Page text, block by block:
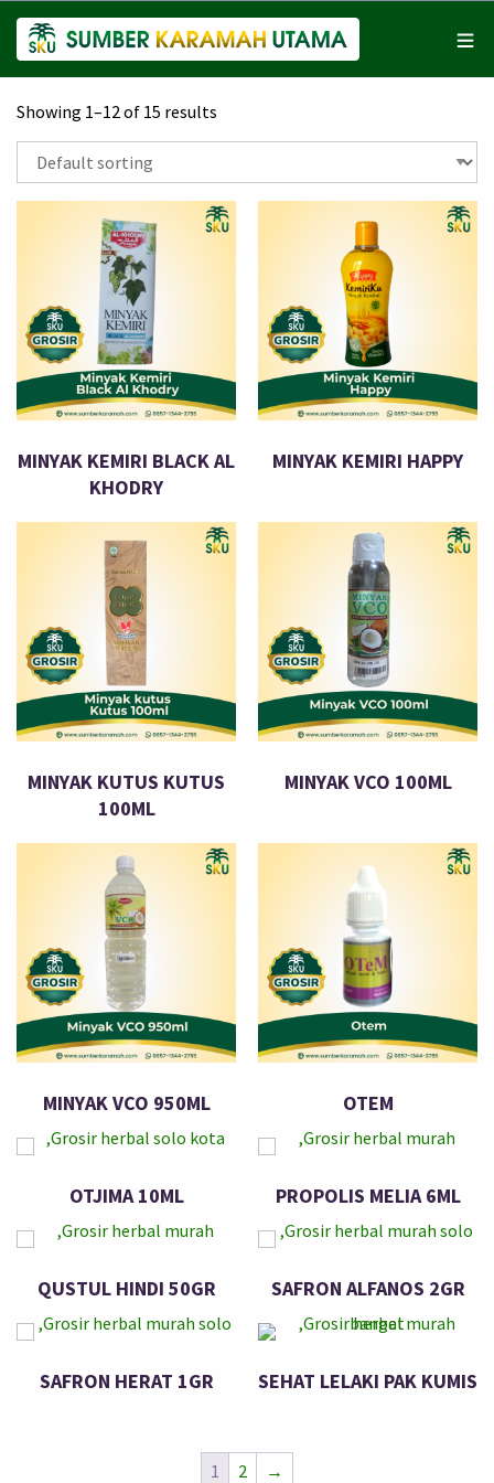
Showing 1–12 of 15 results
MINYAK KEMIRI BLACK AL
KHODRY
MINYAK KEMIRI HAPPY
MINYAK KUTUS KUTUS
100ML
MINYAK VCO 100ML
MINYAK VCO 950ML OTEM
OTJIMA 10ML PROPOLIS MELIA 6ML
QUSTUL HINDI 50GR SAFRON ALFANOS 2GR
SAFRON HERAT 1GR SEHAT LELAKI PAK KUMIS
1 2 →